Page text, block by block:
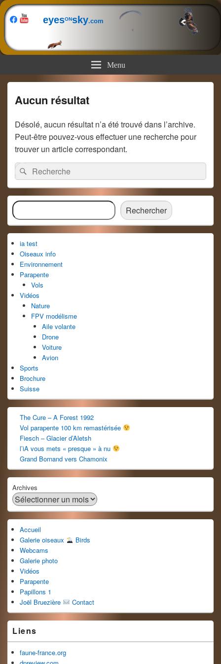
eyesONsky.com
Menu
Aucun résultat
Désolé, aucun résultat n’a été trouvé dans l’archive.
Peut-être pouvez-vous effectuer une recherche pour
trouver un article correspondant.
Recherche :
Rechercher
Zone
principale
de
widget
pour
la
barre
latérale
Rechercher Rechercher
ia test
Oiseaux info
Environnement
Parapente
Vols
Vidéos
Nature
FPV modélisme
Aile volante
Drone
Voiture
Avion
Sports
Brochure
Suisse
The Cure – A Forest 1992
Vol parapente 100 km remastérisée
Fiesch – Glacier d’Aletsh
l’iA vous mets « presque » à nu
Grand Bornand vers Chamonix
Archives
Accueil
Galerie oiseaux
Birds
Webcams
Galerie photo
Vidéos
Parapente
Papillons 1
Joël Bruezière
Contact
Liens
faune-france.org